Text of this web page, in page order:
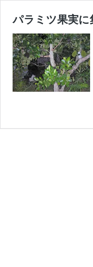
パラミツ果実